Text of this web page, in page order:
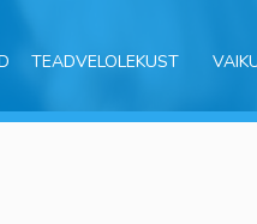
TEADVELOLEKUST